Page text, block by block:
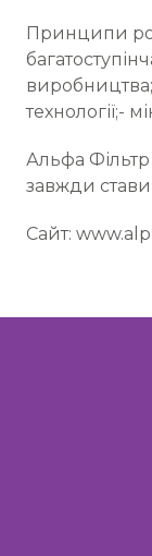
Принципи
технології;-
Альфа Фільтр
завжди
Сайт: